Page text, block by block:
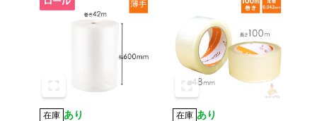
在庫 あり
在庫 あり